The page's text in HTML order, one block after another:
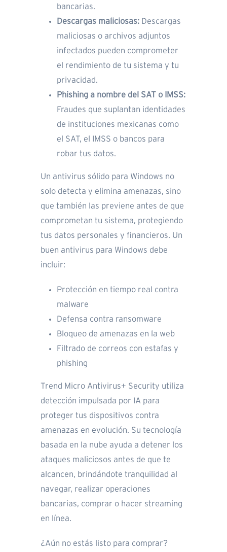
bancarias.
Descargas maliciosas: Descargas
maliciosas o archivos adjuntos
infectados pueden comprometer
el rendimiento de tu sistema y tu
privacidad.
Phishing a nombre del SAT o IMSS:
Fraudes que suplantan identidades
de instituciones mexicanas como
el SAT, el IMSS o bancos para
robar tus datos.
Un antivirus sólido para Windows no
solo detecta y elimina amenazas, sino
que también las previene antes de que
comprometan tu sistema, protegiendo
tus datos personales y financieros. Un
buen antivirus para Windows debe
incluir:
Protección en tiempo real contra
malware
Defensa contra ransomware
Bloqueo de amenazas en la web
Filtrado de correos con estafas y
phishing
Trend Micro Antivirus+ Security utiliza
detección impulsada por IA para
proteger tus dispositivos contra
amenazas en evolución. Su tecnología
basada en la nube ayuda a detener los
ataques maliciosos antes de que te
alcancen, brindándote tranquilidad al
navegar, realizar operaciones
bancarias, comprar o hacer streaming
en línea.
¿Aún no estás listo para comprar?